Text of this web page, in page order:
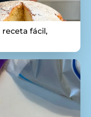
receta fácil,